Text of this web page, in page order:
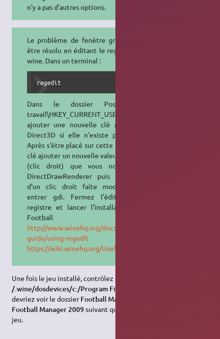
n'y a pas d'autres options.
Le problème de fenêtre grise peut
être résolu en éditant le registre de
wine. Dans un terminal :
regedit
Dans le dossier Poste de
travail\HKEY_CURRENT_USER\Software\Wine,
ajouter une nouvelle clé nommée
Direct3D si elle n'existe pas déja.
Après s'être placé sur cette nouvelle
clé ajouter un nouvelle valeur chaine
(clic droit) que vous nommerez
DirectDrawRenderer puis à l'aide
d'un clic droit faite modifier et
entrer gdi. Fermez l'éditeur de
registre et lancer l'installation de
Football Manager
http://www.winehq.org/docs/wineusr-
guide/using-regedit
https://wiki.winehq.org/UsefulRegistryKeys
Une fois le jeu installé, contrôlez dans
/.wine/dosdevices/c:/Program Files/Sports Interactive/
devriez voir le dossierFootball Manager 2009 Démo
Football Manager 2009suivant que vous installez la démo ou le
jeu.